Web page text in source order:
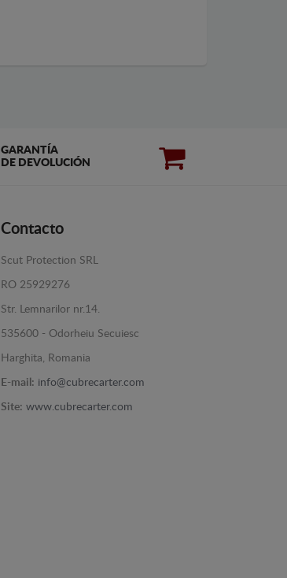
GARANTÍA
DE DEVOLUCIÓN
Contacto
Scut Protection SRL
RO 25929276
Str. Lemnarilor nr.14.
535600 - Odorheiu Secuiesc
Harghita, Romania
E-mail: info@cubrecarter.com
Site: www.cubrecarter.com